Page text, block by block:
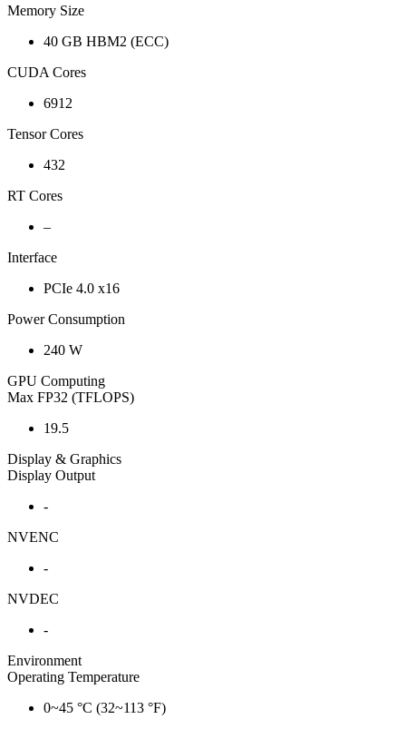
Memory Size
40 GB HBM2 (ECC)
CUDA Cores
6912
Tensor Cores
432
RT Cores
–
Interface
PCIe 4.0 x16
Power Consumption
240 W
GPU Computing
Max FP32 (TFLOPS)
19.5
Display & Graphics
Display Output
-
NVENC
-
NVDEC
-
Environment
Operating Temperature
0~45 °C (32~113 °F)